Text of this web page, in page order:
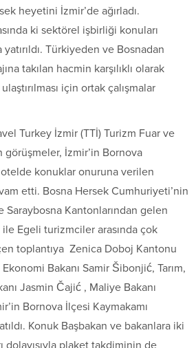
heyetini İzmir’de ağırladı.
ki sektörel işbirliği konuları
Türkiyeden ve Bosnadan
takılan hacmin karşılıklı olarak
için ortak çalışmalar
Turkey İzmir (TTİ) Turizm Fuar ve
görüşmeler, İzmir’in Bornova
konuklar onuruna verilen
etti. Bosna Hersek Cumhuriyeti’nin
Saraybosna Kantonlarından gelen
Egeli turizmciler arasında çok
toplantıya Zenica Doboj Kantonu
Bakanı Samir Šibonjić, Tarım,
Jasmin Čajić , Maliye Bakanı
Bornova İlçesi Kaymakamı
Konuk Başbakan ve bakanlara iki